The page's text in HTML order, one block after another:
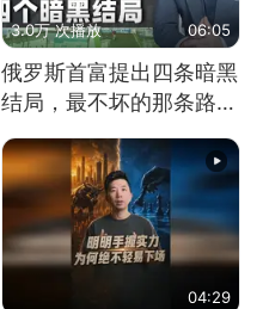
3.0万 次播放 06:05
俄罗斯首富提出四条暗黑
结局，最不坏的那条路是
通向东方
04:29